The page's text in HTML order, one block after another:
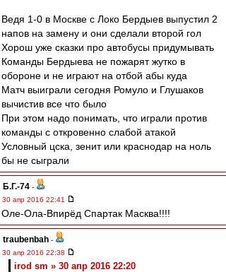
Ведя 1-0 в Москве с Локо Бердыев выпустил 2
напов на замену и они сделали второй гол
Хорош уже сказки про автобусы придумывать
Команды Бердыева не пожарят жутко в
обороне и не играют на отбой абы куда
Матч выиграли сегодня Ромуло и Глушаков
вычистив все что было
При этом надо понимать, что играли против
команды с откровенно слабой атакой
Условный цска, зенит или краснодар на ноль
бы не сыграли
Б.Г.-74 -
30 апр 2016 22:41
Оле-Ола-Впирёд Спартак Масква!!!!
traubenbah -
30 апр 2016 22:38
irod sm » 30 апр 2016 22:20